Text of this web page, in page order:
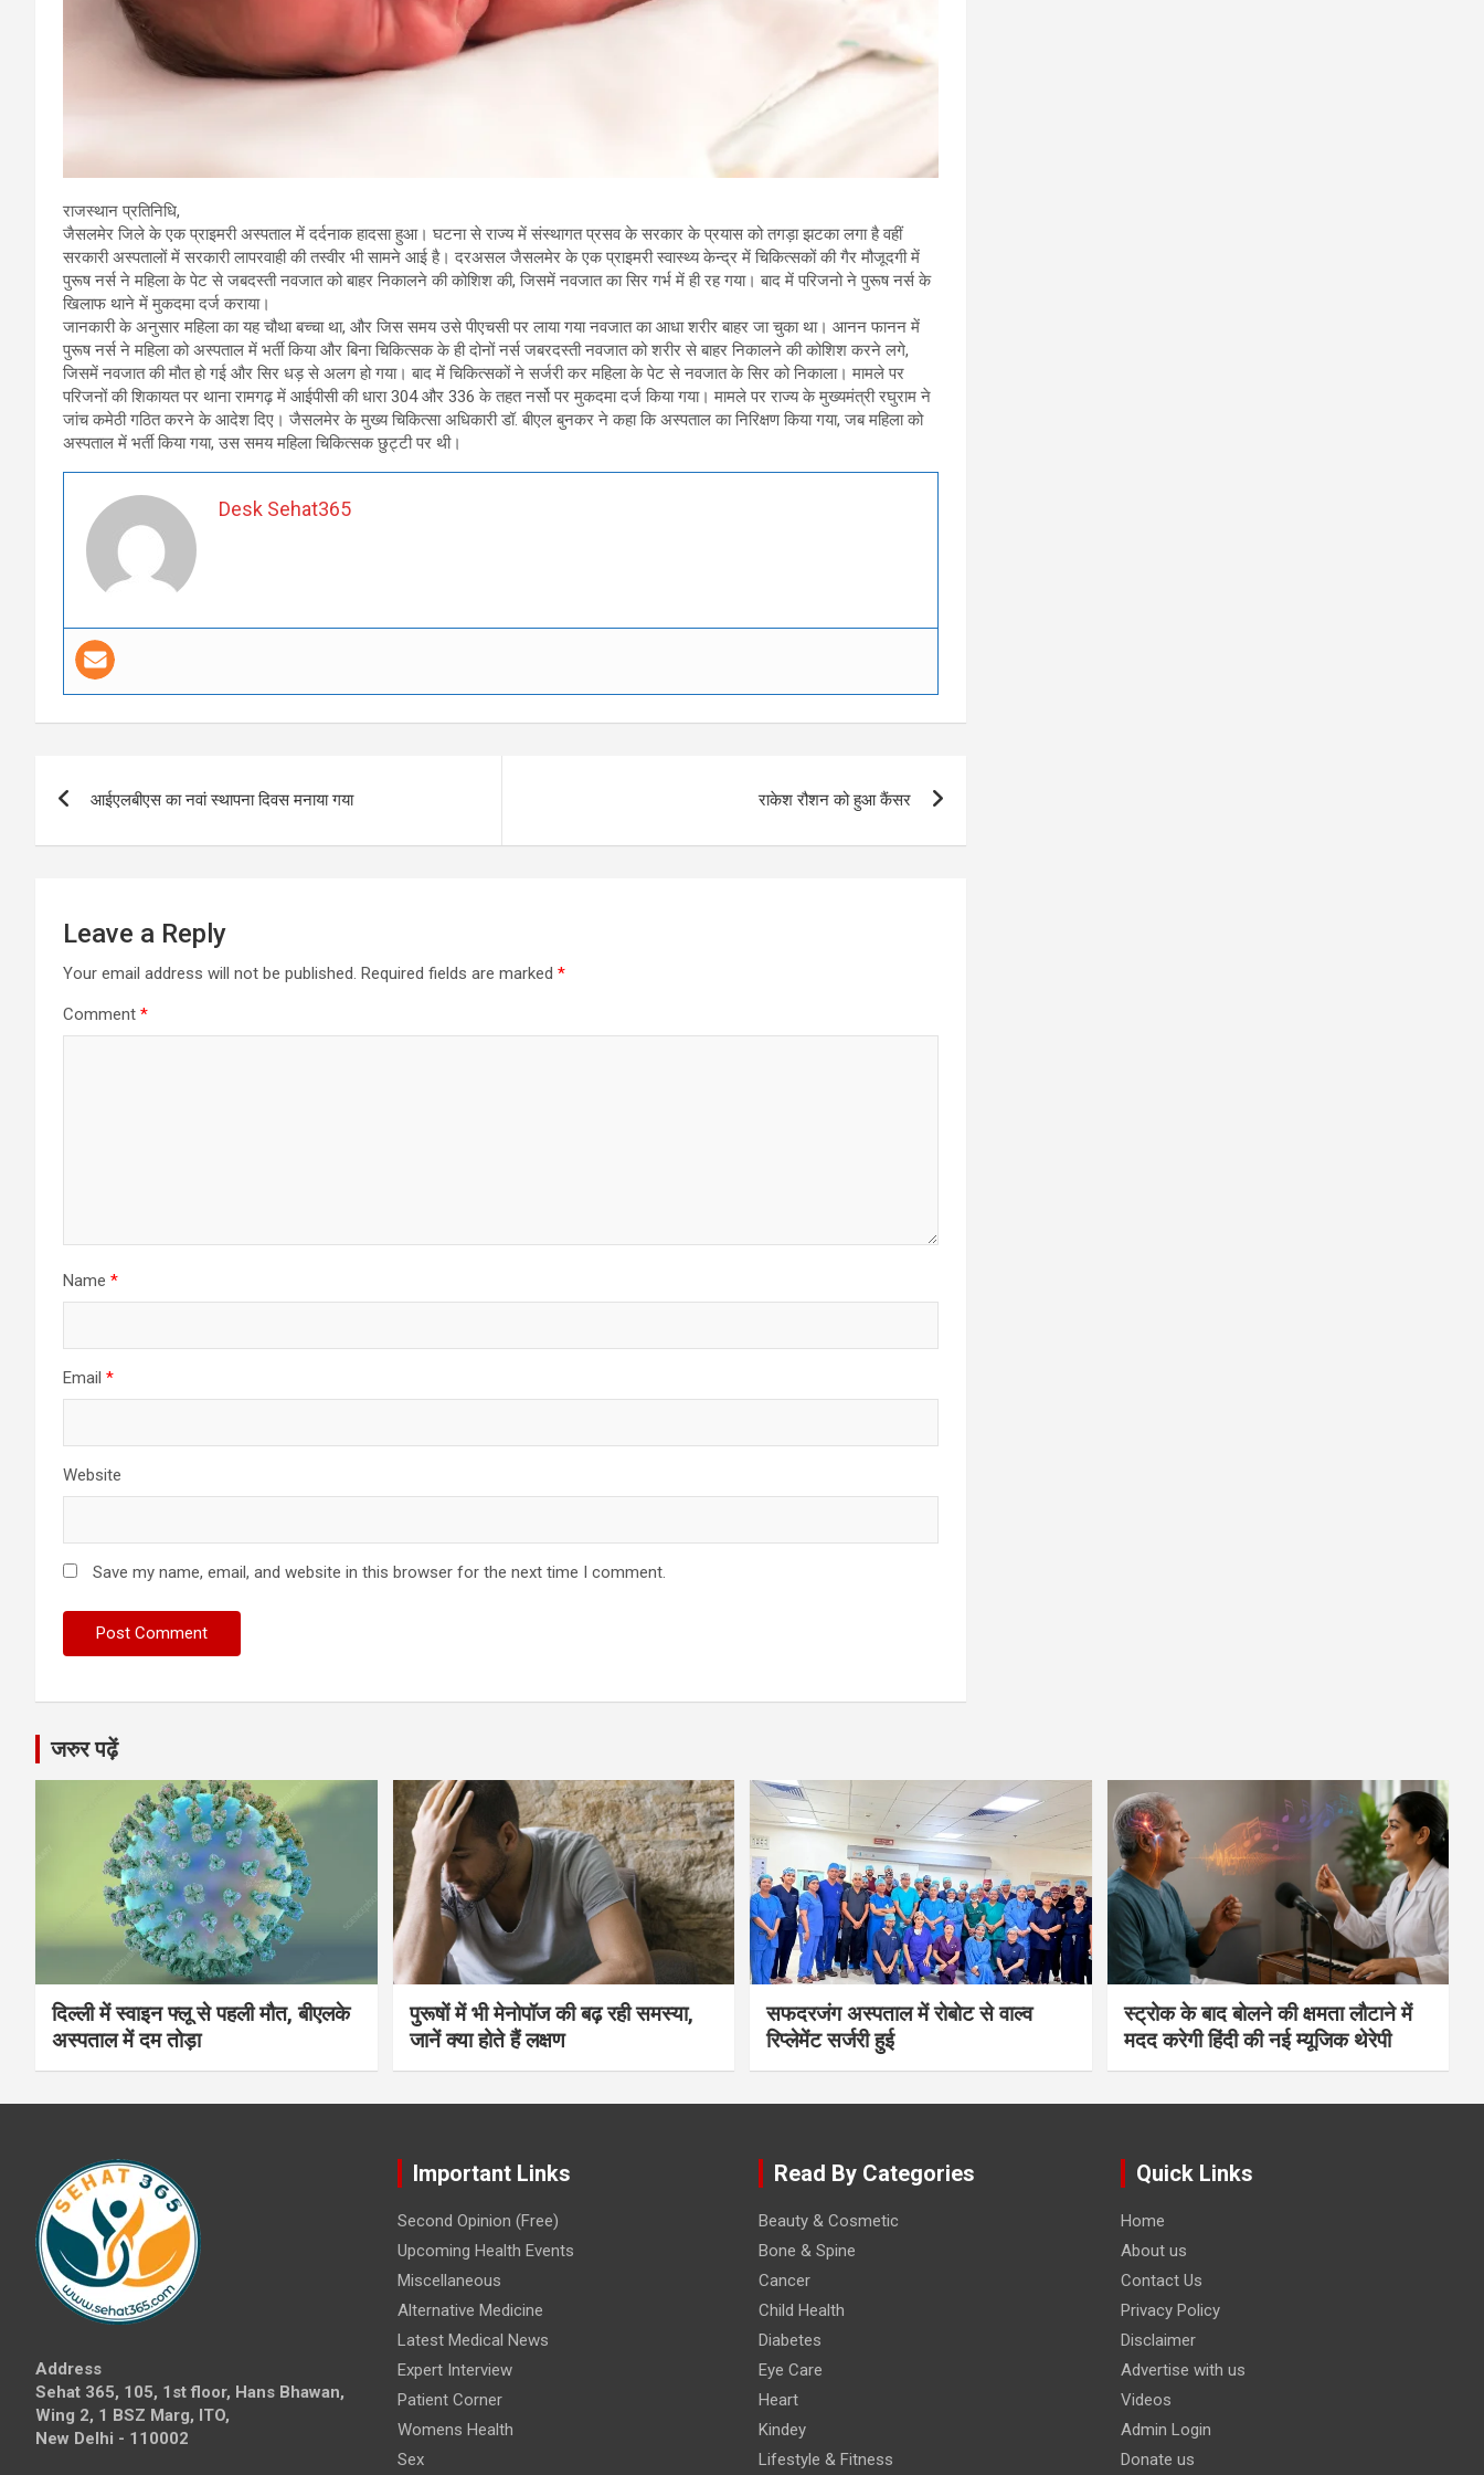
राजस्थान प्रतिनिधि,
जैसलमेर जिले के एक प्राइमरी अस्पताल में दर्दनाक हादसा हुआ। घटना से राज्य में संस्थागत प्रसव के सरकार के प्रयास को तगड़ा झटका लगा है वहीं
सरकारी अस्पतालों में सरकारी लापरवाही की तस्वीर भी सामने आई है। दरअसल जैसलमेर के एक प्राइमरी स्वास्थ्य केन्द्र में चिकित्सकों की गैर मौजूदगी में
पुरूष नर्स ने महिला के पेट से जबदस्ती नवजात को बाहर निकालने की कोशिश की, जिसमें नवजात का सिर गर्भ में ही रह गया। बाद में परिजनो ने पुरूष नर्स के
खिलाफ थाने में मुकदमा दर्ज कराया।
जानकारी के अनुसार महिला का यह चौथा बच्चा था, और जिस समय उसे पीएचसी पर लाया गया नवजात का आधा शरीर बाहर जा चुका था। आनन फानन में
पुरूष नर्स ने महिला को अस्पताल में भर्ती किया और बिना चिकित्सक के ही दोनों नर्स जबरदस्ती नवजात को शरीर से बाहर निकालने की कोशिश करने लगे,
जिसमें नवजात की मौत हो गई और सिर धड़ से अलग हो गया। बाद में चिकित्सकों ने सर्जरी कर महिला के पेट से नवजात के सिर को निकाला। मामले पर
परिजनों की शिकायत पर थाना रामगढ़ में आईपीसी की धारा 304 और 336 के तहत नर्सो पर मुकदमा दर्ज किया गया। मामले पर राज्य के मुख्यमंत्री रघुराम ने
जांच कमेठी गठित करने के आदेश दिए। जैसलमेर के मुख्य चिकित्सा अधिकारी डॉ. बीएल बुनकर ने कहा कि अस्पताल का निरिक्षण किया गया, जब महिला को
अस्पताल में भर्ती किया गया, उस समय महिला चिकित्सक छुट्टी पर थी।
Desk Sehat365
navigation
आईएलबीएस का नवां स्थापना दिवस मनाया गया राकेश रौशन को हुआ कैंसर
Leave a Reply
Your email address will not be published. Required fields are marked *
Comment *
Name *
Email *
Website
Save my name, email, and website in this browser for the next time I comment.
जरुर पढ़ें
दिल्ली में स्वाइन फ्लू से पहली मौत, बीएलके
अस्पताल में दम तोड़ा
पुरूषों में भी मेनोपॉज की बढ़ रही समस्या,
जानें क्या होते हैं लक्षण
सफदरजंग अस्पताल में रोबोट से वाल्व
रिप्लेमेंट सर्जरी हुई
स्ट्रोक के बाद बोलने की क्षमता लौटाने में
मदद करेगी हिंदी की नई म्यूजिक थेरेपी
Address
Sehat 365, 105, 1st floor, Hans Bhawan,
Wing 2, 1 BSZ Marg, ITO,
New Delhi - 110002
Important Links
Second Opinion (Free)
Upcoming Health Events
Miscellaneous
Alternative Medicine
Latest Medical News
Expert Interview
Patient Corner
Womens Health
Sex
Read By Categories
Beauty & Cosmetic
Bone & Spine
Cancer
Child Health
Diabetes
Eye Care
Heart
Kindey
Lifestyle & Fitness
Quick Links
Home
About us
Contact Us
Privacy Policy
Disclaimer
Advertise with us
Videos
Admin Login
Donate us